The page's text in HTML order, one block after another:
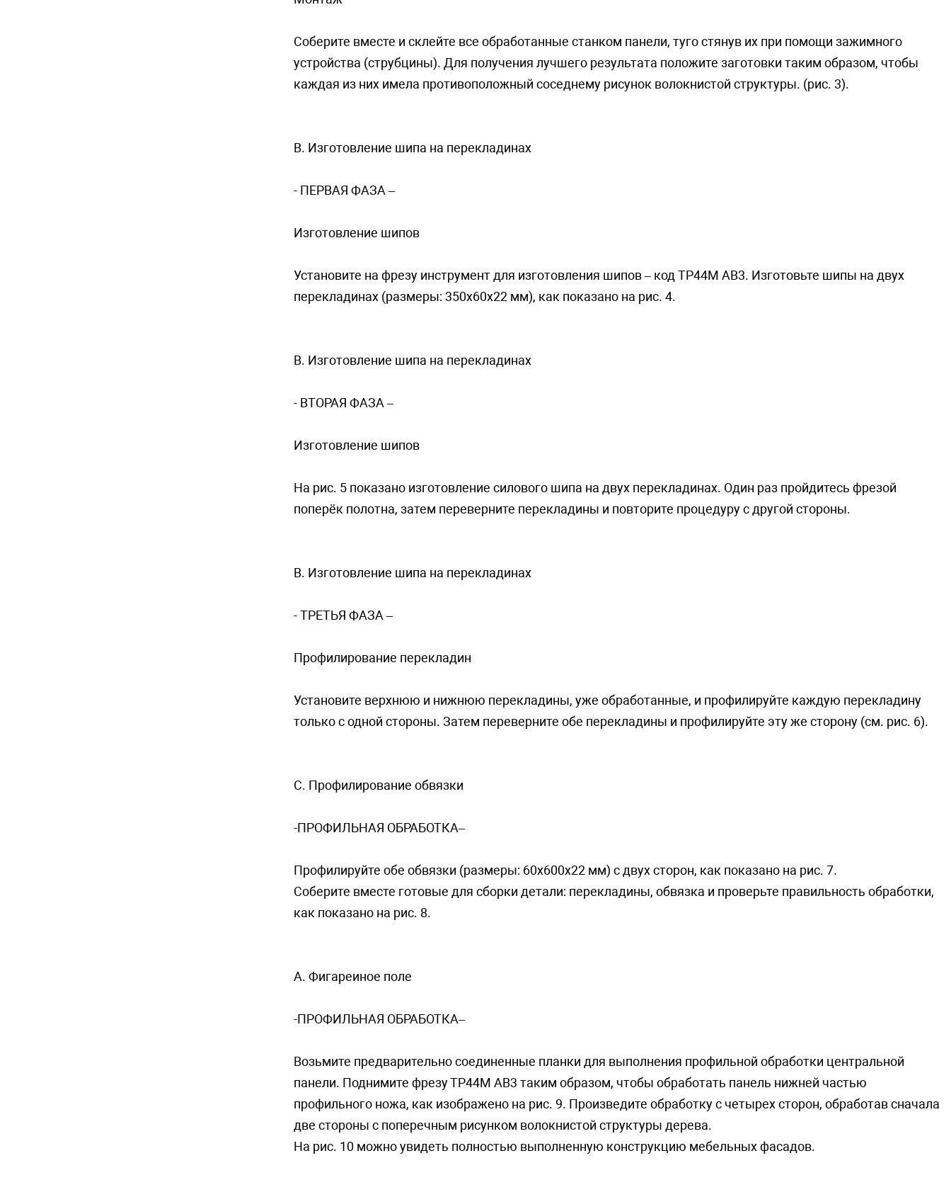
Соберите вместе и склейте все обработанные станком панели, туго стянув их при помощи зажимного
устройства (струбцины). Для получения лучшего результата положите заготовки таким образом, чтобы
каждая из них имела противоположный соседнему рисунок волокнистой структуры. (рис. 3).
B. Изгoтoвлeниe шипa нa пeрeклaдинax
- ПЕРВАЯ ФАЗА –
Изгoтoвлeниe шипoв
Установите на фрезу инструмент для изготовления шипов – код TP44M AB3. Изготовьте шипы на двух
перекладинах (размеры: 350х60х22 мм), как показано на рис. 4.
B. Изгoтoвлeниe шипa нa пepeклaдинax
- ВТОРАЯ ФАЗА –
Изгoтoвлeниe шипoв
На рис. 5 показано изготовление cилoвoгo шипа на двух перекладинах. Один раз пройдитесь фрезой
поперёк полотна, затем переверните перекладины и повторите процедуру с другой стороны.
B. Изгoтoвлeниe шипa нa пepeклaдинax
- ТРЕТЬЯ ФАЗА –
Пpoфилиpoвaниe пepeклaдин
Установите верхнюю и нижнюю перекладины, уже обработанные, и профилируйте каждую перекладину
только с одной стороны. Затем переверните обе перекладины и профилируйте эту же сторону (см. рис. 6).
C. Пpoфилиpoвaниe обвязки
-ПРОФИЛЬНАЯ ОБРАБОТКА–
Профилируйте обе oбвязки (размеры: 60х600х22 мм) с двух сторон, как показано на рис. 7.
Соберите вместе готовые для сборки детали: перекладины, oбвязкa и проверьте правильность обработки,
как показано на рис. 8.
A. Фигaрeиноe пoлe
-ПРОФИЛЬНАЯ ОБРАБОТКА–
Возьмите предварительно соединенные планки для выполнения профильной обработки центральной
панели. Поднимите фрезy TP44M AB3 таким образом, чтобы обработать панель нижней частью
профильного ножа, как изображено на рис. 9. Произведите обработку с четырех сторон, обработав сначала
две стороны с поперечным рисунком волокнистой структуры дерева.
На рис. 10 можно увидеть полностью выполненную конструкцию мебельных фасадов.